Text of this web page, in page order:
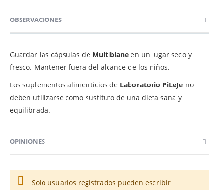
OBSERVACIONES
Guardar las cápsulas de Multibiane en un lugar seco y
fresco. Mantener fuera del alcance de los niños.
Los suplementos alimenticios de Laboratorio PiLeJe no
deben utilizarse como sustituto de una dieta sana y
equilibrada.
OPINIONES
Solo usuarios registrados pueden escribir